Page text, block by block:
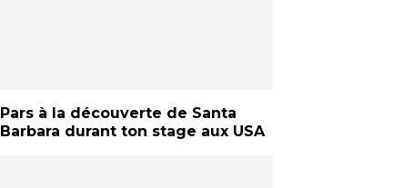
Pars à la découverte de Santa
Barbara durant ton stage aux USA